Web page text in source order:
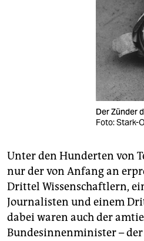
Der Zünder
Foto: Stark-
Unter den Hunderten von
nur der von Anfang an
Drittel Wissenschaftlern,
Journalisten und einem
dabei waren auch der
Bundesinnenminister –